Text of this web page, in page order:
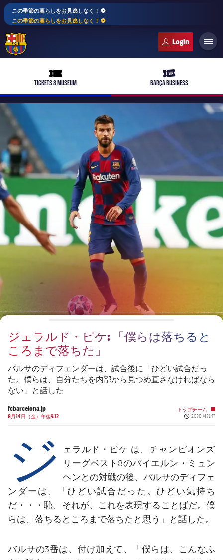
この季節の暮らしをお見逃しなく！ ⚽️
この季節の暮らしをお見逃しなく！ ⚽️
ticket-full
TICKETS & MUSEUM
ticket-vip
BARÇA BUSINESS
plusicon
label.aria.plus
バルサアカデミー
plusicon
label.aria.plus
会長
plusicon
label.aria.plus
PLUSICON
LABEL.ARIA.PLUS
トップチーム
女子サッカー
label.aria.plus
スケジュール
チケット
結果
順位表
バルサAtlètic
plusicon
label.aria.plus
スケジュール
結果
順位表
PLUSICON
LABEL.ARIA.PLUS
チケット
結果
順位表
LABEL.ARIA.PLUS
トップチーム
スケジュール
チケット
結果
順位表
PLUSICON
LABEL.ARIA.PLUS
トップチーム
plusicon
label.aria.plus
スケジュール
チケット
結果
順位表
PLUSICON
LABEL.ARIA.PLUS
スケジュール
チケット
結果
順位表
ジェラルド・ピケ: 「僕らは落ちると
ころまで落ちた」
バルサのディフェンダーは、試合後に「ひどい試合だっ
た。僕らは、自分たちを内部から見つめ直さなければなら
ない」と話した
fcbarcelona.jp
8月14日（金）午後9.12
トップチーム
Published
20?8月?14?
ジ ェラルド・ピケ は、チャンピオンズ
リーグベスト8のバイエルン・ミュン
ヘンとの対戦の後、バルサのディフェ
ンダーは、「ひどい試合だった。ひどい気持ち
だ・・・恥、それが、これを表現することばだ。僕
らは、落ちるところまで落ちたと思う」と話した。
バルサの3番は、付け加えて、「僕らは、こんなふ